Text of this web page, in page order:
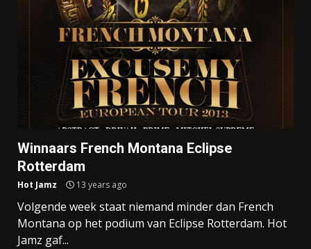
Winnaars French Montana Eclipse
Rotterdam
Hot Jamz 13 years ago
Volgende week staat niemand minder dan French
Montana op het podium van Eclipse Rotterdam. Hot
Jamz gaf...